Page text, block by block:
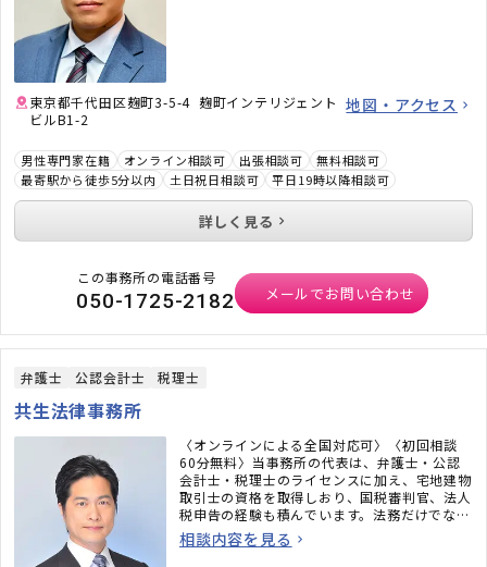
東京都千代田区麹町3-5-4 麹町インテリジェント
ビルB1-2
地図・アクセス
男性専門家在籍 オンライン相談可 出張相談可
無料相談可
最寄駅から徒歩5分以内
土日祝日相談可 平日19時以降相談可
詳しく見る
この事務所の電話番号
050-1725-2182 メールでお問い合わせ
弁護士 公認会計士 税理士
共生法律事務所
〈オンラインによる全国対応可〉〈初回相談
60分無料〉当事務所の代表は、弁護士・公認
会計士・税理士のライセンスに加え、宅地建物
取引士の資格を取得しおり、国税審判官、法人
税申告の経験も積んでいます。法務だけでな
く、税務のことまで考えた包括的なサポートを
ご提供いたします。不動産・相続でお困りの
相談内容を見る